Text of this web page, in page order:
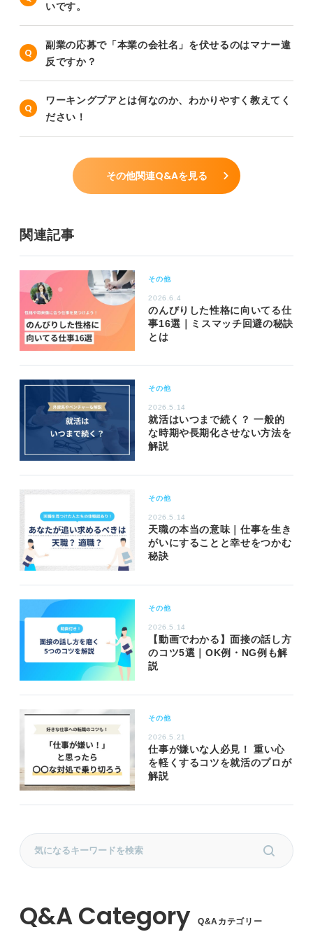
いです。
副業の応募で「本業の会社名」を伏せるのはマナー違
反ですか？
ワーキングプアとは何なのか、わかりやすく教えてく
ださい！
その他関連Q&Aを見る
関連記事
その他
2026.6.4
のんびりした性格に向いてる仕
事16選｜ミスマッチ回避の秘訣
とは
その他
2026.5.14
就活はいつまで続く？ 一般的
な時期や長期化させない方法を
解説
その他
2026.5.14
天職の本当の意味｜仕事を生き
がいにすることと幸せをつかむ
秘訣
その他
2026.5.14
【動画でわかる】面接の話し方
のコツ5選｜OK例・NG例も解
説
その他
2026.5.21
仕事が嫌いな人必見！ 重い心
を軽くするコツを就活のプロが
解説
Q&Aカテゴリー